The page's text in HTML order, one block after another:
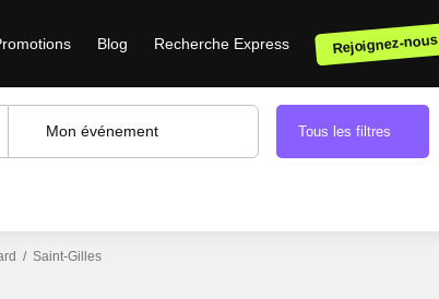
Blog Recherche Express Rejoignez-nous
Mon événement Tous les filtres
Gard Saint-Gilles